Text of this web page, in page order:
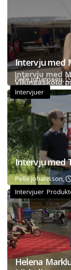
Intervju med
Pelle Johansson,
Intervjuer
Intervju med
Pelle Johansson,
Intervjuer
Helena